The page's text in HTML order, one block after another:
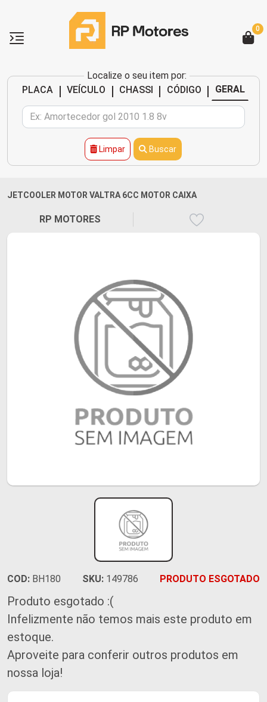
Localize o seu item por:
PLACA
| VEÍCULO | CHASSI | CÓDIGO | GERAL
Limpar Buscar
0
JETCOOLER MOTOR VALTRA 6CC MOTOR CAIXA
RP MOTORES
COD: BH180 SKU: 149786 PRODUTO ESGOTADO
Produto esgotado :(
Infelizmente não temos mais este produto em
estoque.
Aproveite para conferir outros produtos em
nossa loja!